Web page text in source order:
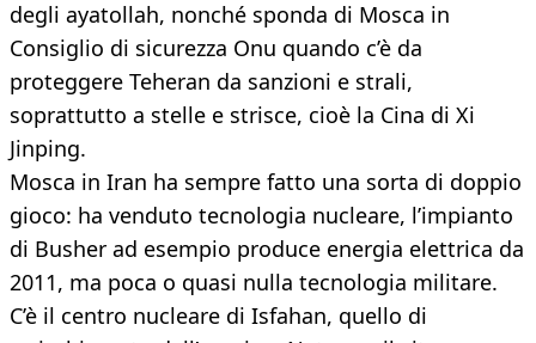
degli ayatollah, nonché sponda di Mosca in
Consiglio di sicurezza Onu quando c’è da
proteggere Teheran da sanzioni e strali,
soprattutto a stelle e strisce, cioè la Cina di Xi
Jinping.
Mosca in Iran ha sempre fatto una sorta di doppio
gioco: ha venduto tecnologia nucleare, l’impianto
di Busher ad esempio produce energia elettrica da
2011, ma poca o quasi nulla tecnologia militare.
C’è il centro nucleare di Isfahan, quello di